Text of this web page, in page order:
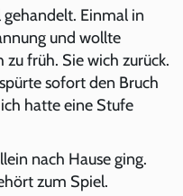
gehandelt. Einmal in
und wollte
zu früh. Sie wich zurück.
sofort den Bruch
hatte eine Stufe
nach Hause ging.
zum Spiel.